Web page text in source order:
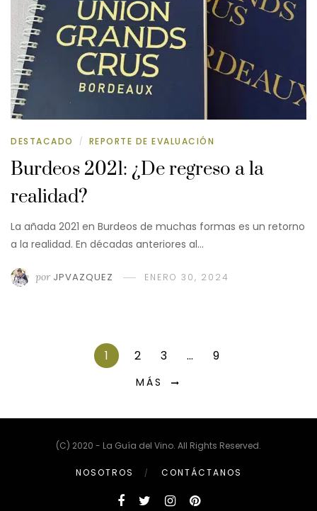
DESTACADO / REPORTE DE EVALUACIÓN
Burdeos 2021: ¿De regreso a la
realidad?
La añada 2021 en Burdeos de muchas formas es un retorno
a la realidad. En décadas anteriores al…
por JPVAZQUEZ ENERO 30, 2024
1 2 3 … 9
MÁS
(C) 2020 - La Guía del Vino. All Rights Reserved.
NOSOTROS CONTÁCTANOS